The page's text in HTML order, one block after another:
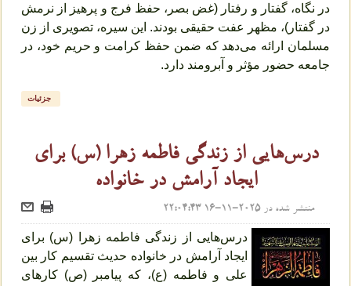
در نگاه، گفتار و رفتار (غض بصر، حفظ فرج و پرهیز از نرمش
در گفتار)، مظهر عفت حقیقی بودند. این سیره، تصویری از زن
مسلمان ارائه می‌دهد که ضمن حفظ کرامت و حریم خود، در
جامعه حضور مؤثر و آبرومند دارد.
جزئیات
درس‌هایی از زندگی فاطمه زهرا (س) برای
ایجاد آرامش در خانواده
منتشر شده در2025-11-16 22:04:43
درس‌هایی از زندگی فاطمه زهرا (س) برای
ایجاد آرامش در خانواده حدیث تقسیم کار بین
علی و فاطمه (ع)، که پیامبر (ص) کارهای